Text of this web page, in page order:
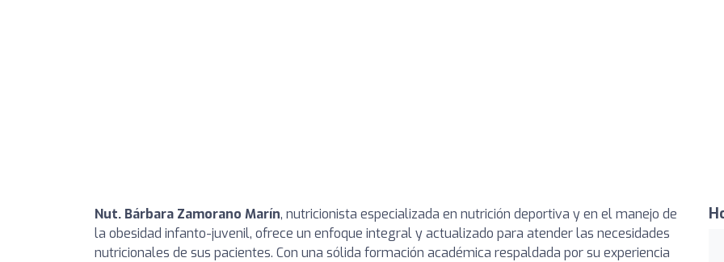
Nut. Bárbara Zamorano Marín, nutricionista especializada en nutrición deportiva y en el manejo de
la obesidad infanto-juvenil, ofrece un enfoque integral y actualizado para atender las necesidades
nutricionales de sus pacientes. Con una sólida formación académica respaldada por su experiencia